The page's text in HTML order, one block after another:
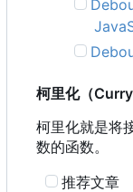
柯里化（
柯里化就是将
数的函数。
推荐文章